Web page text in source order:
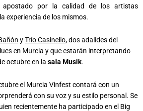
apostado por la calidad de los artistas
experiencia de los mismos.
yTrío Casinello, dos adalides del
en Murcia y que estarán interpretando
octubre en la sala Musik.
el Murcia Vinfest contará con un
con su voz y su estilo personal. Se
recientemente ha participado en el Big